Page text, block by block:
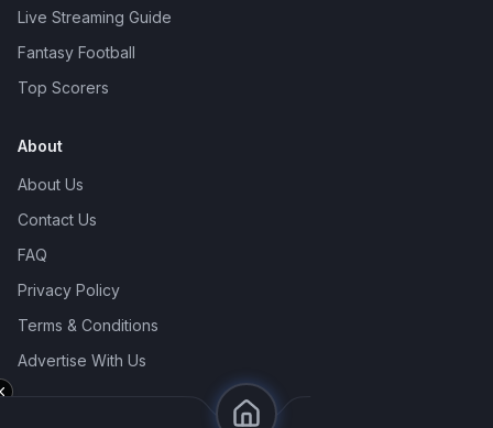
Live Streaming Guide
Fantasy Football
Top Scorers
About
About Us
Contact Us
FAQ
Privacy Policy
Terms & Conditions
Advertise With Us